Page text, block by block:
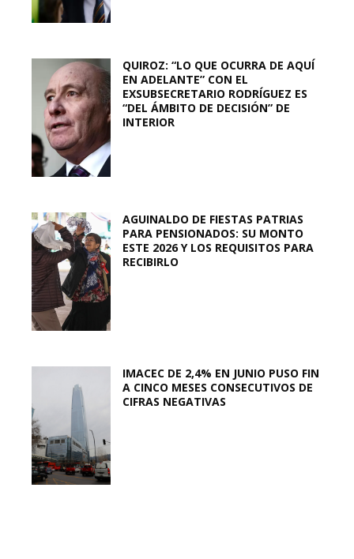
QUIROZ: “LO QUE OCURRA DE AQUÍ
EN ADELANTE” CON EL
EXSUBSECRETARIO RODRÍGUEZ ES
“DEL ÁMBITO DE DECISIÓN” DE
INTERIOR
AGUINALDO DE FIESTAS PATRIAS
PARA PENSIONADOS: SU MONTO
ESTE 2026 Y LOS REQUISITOS PARA
RECIBIRLO
IMACEC DE 2,4% EN JUNIO PUSO FIN
A CINCO MESES CONSECUTIVOS DE
CIFRAS NEGATIVAS